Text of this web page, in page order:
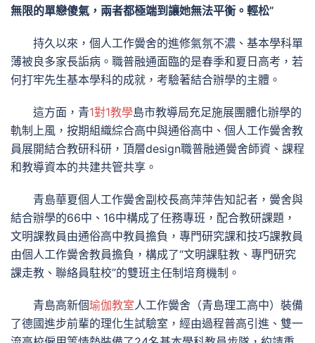
無限的單戀傻氣，兩者都極端到讓她無法平衡。輕松”
持久以來，個人工作黌舍的進修氣氛不濃、基本學科單
薄被良多家長詬病。職普融通面臨的是春季和夏日高考，若
何打牢先生基本學科的成就，考驗著結合辦學的主體。
這方面，青1對1教學島市教導局充足施展團體化辦學的
軌制上風，按期組織綜合高中與通俗高中、個人工作黌舍教
員展開結合教研科研，頂層design職普融通黌舍師資、課程
和教導資本的共建共管共享。
青島華夏個人工作黌舍副校長高萍萍告知記者，黌舍與
結合辦學的66中、16中構成了任務專班，配合教研課題，
文明課教員由通俗高中教員擔負，專門研究課和技巧課教員
由個人工作黌舍教員擔負，構成了“文明課駐教、專門研究
課走教、聯絡員駐校”的雙班主任制培育機制。
青島高新個瑜伽教室人工作黌舍（青島理工高中）裝備
了德國進步前輩的理化生試驗室，經由過程普高引進、雙一